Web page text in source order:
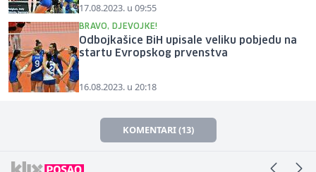
17.08.2023. u 09:55
BRAVO, DJEVOJKE!
Odbojkašice BiH upisale veliku pobjedu na
startu Evropskog prvenstva
16.08.2023. u 20:18
KOMENTARI (13)